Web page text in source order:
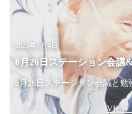
2025年7月4日
6月26日ステーション会議
6月26日ステーション会議と勉
VIEW